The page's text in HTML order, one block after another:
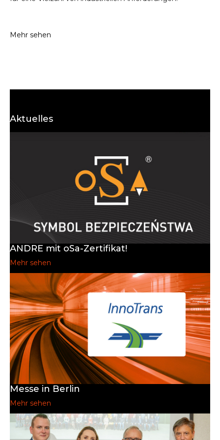
Mehr sehen
Aktuelles
ANDRE mit oSa-Zertifikat!
Mehr sehen
Messe in Berlin
Mehr sehen